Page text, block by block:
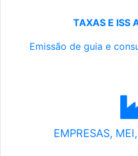
TAXAS E ISS
Emissão de guia e
EMPRESAS,